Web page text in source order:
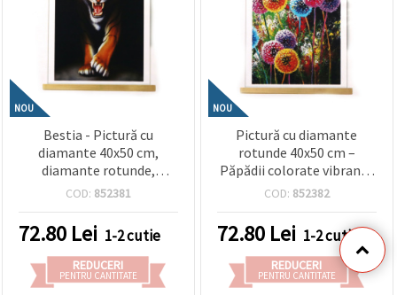
NOU
Bestia - Pictură cu
diamante 40x50 cm,
diamante rotunde,
acoperire completă, cu
pentru artă fantasy și
decor interior îndrăzneț
JSFH70999
COD: 852381
72.80 Lei 1-2 cutie
REDUCERI
PENTRU CANTITATE
NOU
Pictură cu diamante
rotunde 40x50 cm –
Păpădii colorate vibrante
– Acoperire completă
parțială – Perfectă pentru
artă inspirată de natură și
decor interior luminos –
JSFH75718
COD: 852382
72.80 Lei 1-2 cutie
REDUCERI
PENTRU CANTITATE